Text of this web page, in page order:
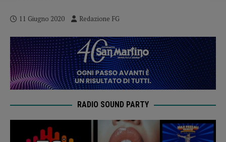
11 Giugno 2020 Redazione FG
RADIO SOUND PARTY